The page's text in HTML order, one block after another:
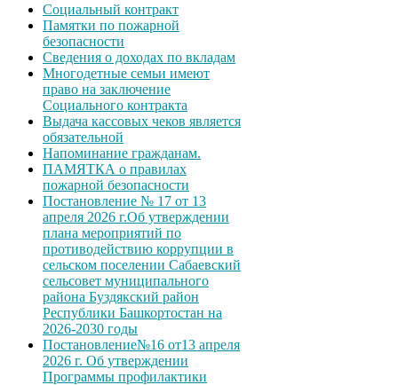
Социальный контракт
Памятки по пожарной
безопасности
Сведения о доходах по вкладам
Многодетные семьи имеют
право на заключение
Социального контракта
Выдача кассовых чеков является
обязательной
Напоминание гражданам.
ПАМЯТКА о правилах
пожарной безопасности
Постановление № 17 от 13
апреля 2026 г.Об утверждении
плана мероприятий по
противодействию коррупции в
сельском поселении Сабаевский
сельсовет муниципального
района Буздякский район
Республики Башкортостан на
2026-2030 годы
Постановление№16 от13 апреля
2026 г. Об утверждении
Программы профилактики